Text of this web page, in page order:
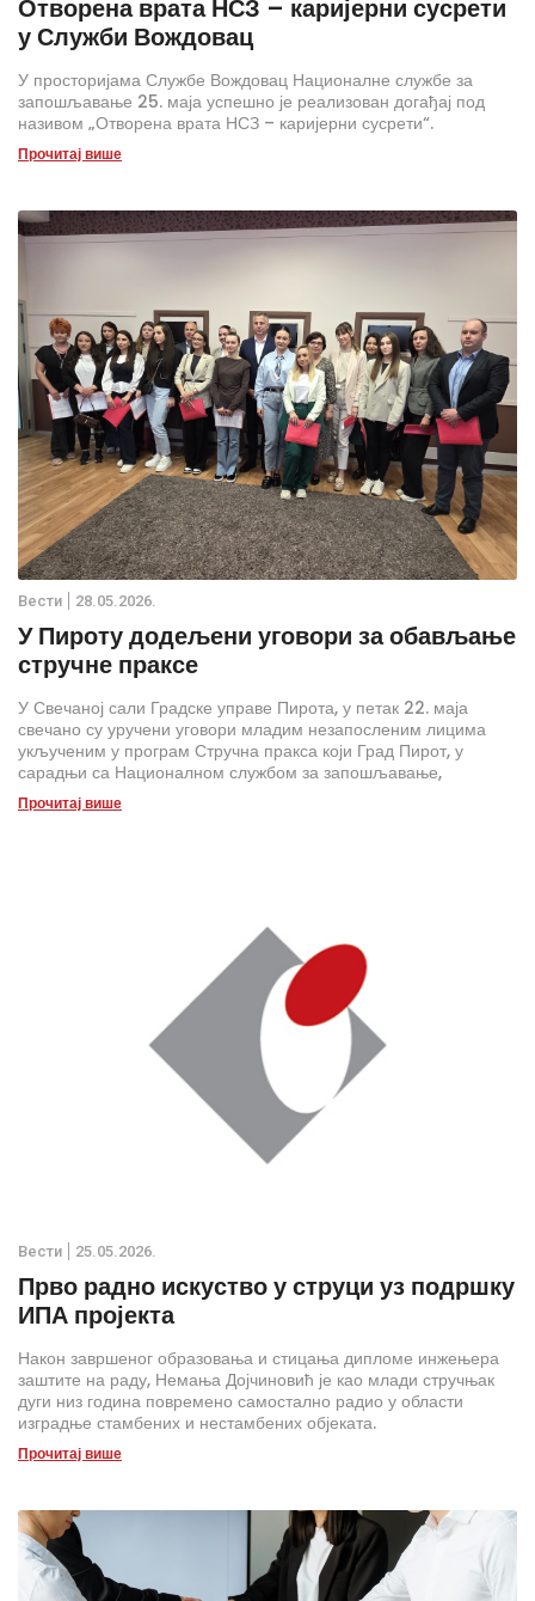
Отворена врата НСЗ – каријерни сусрети
у Служби Вождовац
У просторијама Службе Вождовац Националне службе за
запошљавање 25. маја успешно је реализован догађај под
називом „Отворена врата НСЗ – каријерни сусрети“.
Прочитај више
Вести 28.05.2026.
У Пироту додељени уговори за обављање
стручне праксе
У Свечаној сали Градске управе Пирота, у петак 22. маја
свечано су уручени уговори младим незапосленим лицима
укљученим у програм Стручна пракса који Град Пирот, у
сарадњи са Националном службом за запошљавање,
реализује у оквиру мера активне политике запошљавања.
Прочитај више
Вести 25.05.2026.
Прво радно искуство у струци уз подршку
ИПА пројекта
Након завршеног образовања и стицања дипломе инжењера
заштите на раду, Немања Дојчиновић је као млади стручњак
дуги низ година повремено самостално радио у области
изградње стамбених и нестамбених објеката.
Прочитај више